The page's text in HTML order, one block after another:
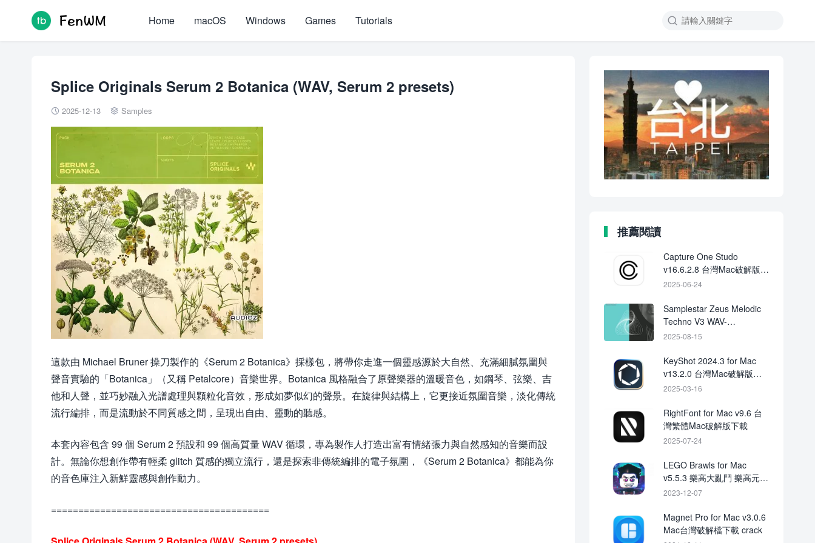

Home macOS Windows Games Tutorials
Splice Originals Serum 2 Botanica (WAV, Serum 2 presets)
 2025-12-13  Samples
這款由 Michael Bruner 操刀製作的《Serum 2 Botanica》採樣包，將帶你走進一個靈感源於大自然、充滿細膩氛圍與
聲音實驗的「Botanica」（又稱 Petalcore）音樂世界。Botanica 風格融合了原聲樂器的溫暖音色，如鋼琴、弦樂、吉
他和人聲，並巧妙融入光譜處理與顆粒化音效，形成如夢似幻的聲景。在旋律與結構上，它更接近氛圍音樂，淡化傳統
流行編排，而是流動於不同質感之間，呈現出自由、靈動的聽感。
本套內容包含 99 個 Serum 2 預設和 99 個高質量 WAV 循環，專為製作人打造出富有情緒張力與自然感知的音樂而設
計。無論你想創作帶有輕柔 glitch 質感的獨立流行，還是探索非傳統編排的電子氛圍，《Serum 2 Botanica》都能為你
的音色庫注入新鮮靈感與創作動力。
========================================
推薦閱讀
Capture One Studo
v16.6.2.8 台灣Mac破解版下
載
2025-06-24
Samplestar Zeus Melodic
Techno V3 WAV-
FANTASTiC
2025-08-15
KeyShot 2024.3 for Mac
v13.2.0 台灣Mac破解版下
載 Crack
2025-03-16
RightFont for Mac v9.6 台
灣繁體Mac破解版下載
2025-07-24
LEGO Brawls for Mac
v5.5.3 樂高大亂鬥 樂高元素
格鬥遊戲
2023-12-07
Magnet Pro for Mac v3.0.6
Mac台灣破解檔下載 crack